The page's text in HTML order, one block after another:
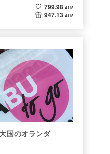
799.98 ALIS
947.13 ALIS
国のオランダ